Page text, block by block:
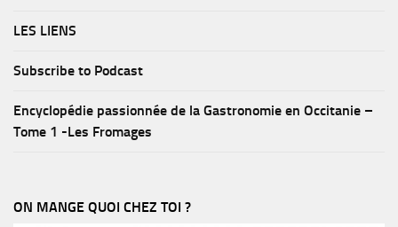
LES LIENS
Subscribe to Podcast
Encyclopédie passionnée de la Gastronomie en Occitanie –
Tome 1 -Les Fromages
ON MANGE QUOI CHEZ TOI ?